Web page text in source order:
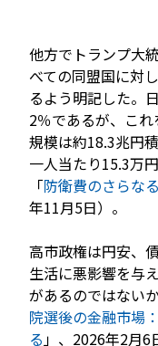
他方でトランプ大
べての同盟国に対
るよう明記した。
2％であるが、こ
規模は約18.3兆円
一人当たり15.3万
「防衛費のさらな
年11月5日）。
高市政権は円安、
生活に悪影響を与
があるのではない
院選後の金融市場
る」、2026年2月6